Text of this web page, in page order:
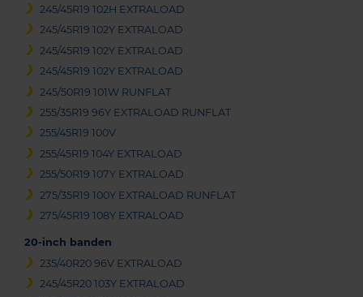
245/45R19 102H EXTRALOAD
245/45R19 102Y EXTRALOAD
245/45R19 102Y EXTRALOAD
245/45R19 102Y EXTRALOAD
245/50R19 101W RUNFLAT
255/35R19 96Y EXTRALOAD RUNFLAT
255/45R19 100V
255/45R19 104Y EXTRALOAD
255/50R19 107Y EXTRALOAD
275/35R19 100Y EXTRALOAD RUNFLAT
275/45R19 108Y EXTRALOAD
20-inch banden
235/40R20 96V EXTRALOAD
245/45R20 103Y EXTRALOAD